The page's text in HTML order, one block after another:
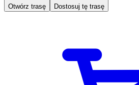
Otwórz trasę Dostosuj tę trasę